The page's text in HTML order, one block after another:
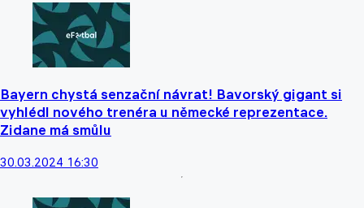
Bayern chystá senzační návrat! Bavorský gigant si
vyhlédl nového trenéra u německé reprezentace.
Zidane má smůlu
30.03.2024 16:30